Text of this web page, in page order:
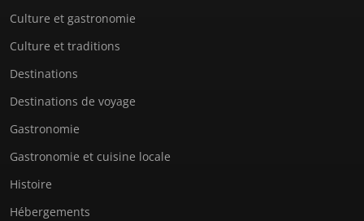
Culture et gastronomie
Culture et traditions
Destinations
Destinations de voyage
Gastronomie
Gastronomie et cuisine locale
Histoire
Hébergements